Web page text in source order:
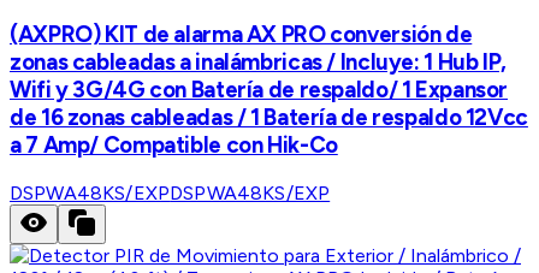
(AXPRO) KIT de alarma AX PRO conversión de
zonas cableadas a inalámbricas / Incluye: 1 Hub IP,
Wifi y 3G/4G con Batería de respaldo/ 1 Expansor
de 16 zonas cableadas / 1 Batería de respaldo 12Vcc
a 7 Amp/ Compatible con Hik-Co
DSPWA48KS/EXPDSPWA48KS/EXP